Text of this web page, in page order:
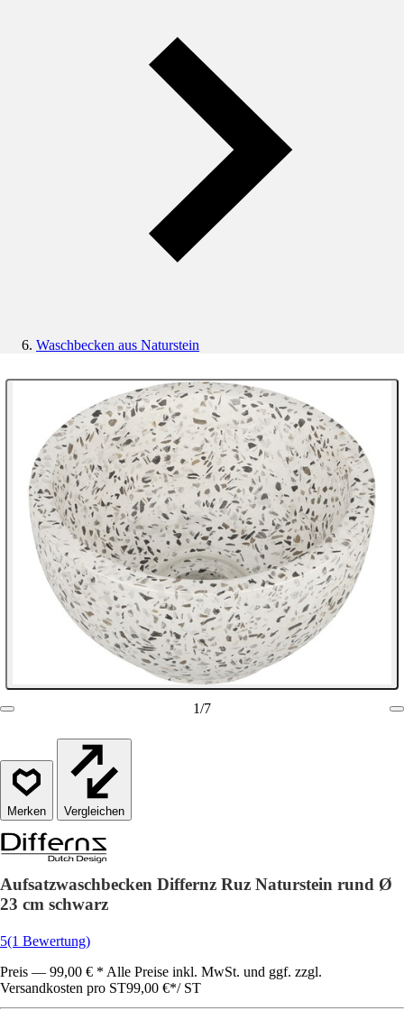
Waschbecken aus Naturstein
1/7
Vergleichen
Aufsatzwaschbecken Differnz Ruz Naturstein rund Ø
23 cm schwarz
5(1 Bewertung)
Preis — 99,00 € * Alle Preise inkl. MwSt. und ggf. zzgl.
Versandkosten pro ST99,00 €*/ ST